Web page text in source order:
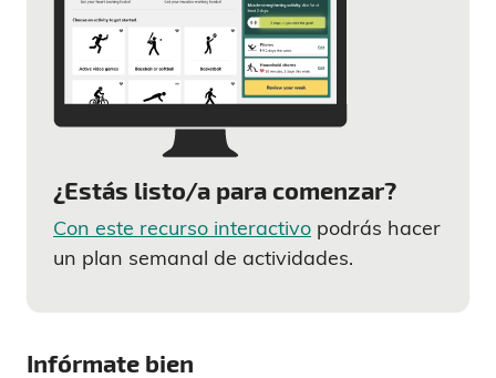
¿Estás listo/a para comenzar?
Con este recurso interactivo podrás hacer
un plan semanal de actividades.
Infórmate bien